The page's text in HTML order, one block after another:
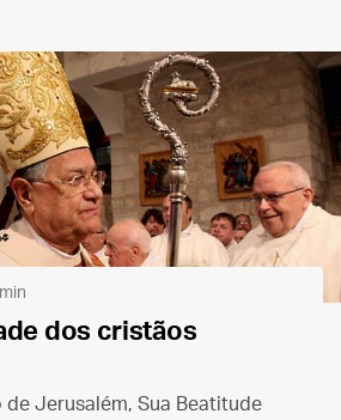
dos cristãos
de Jerusalém, Sua Beatitude